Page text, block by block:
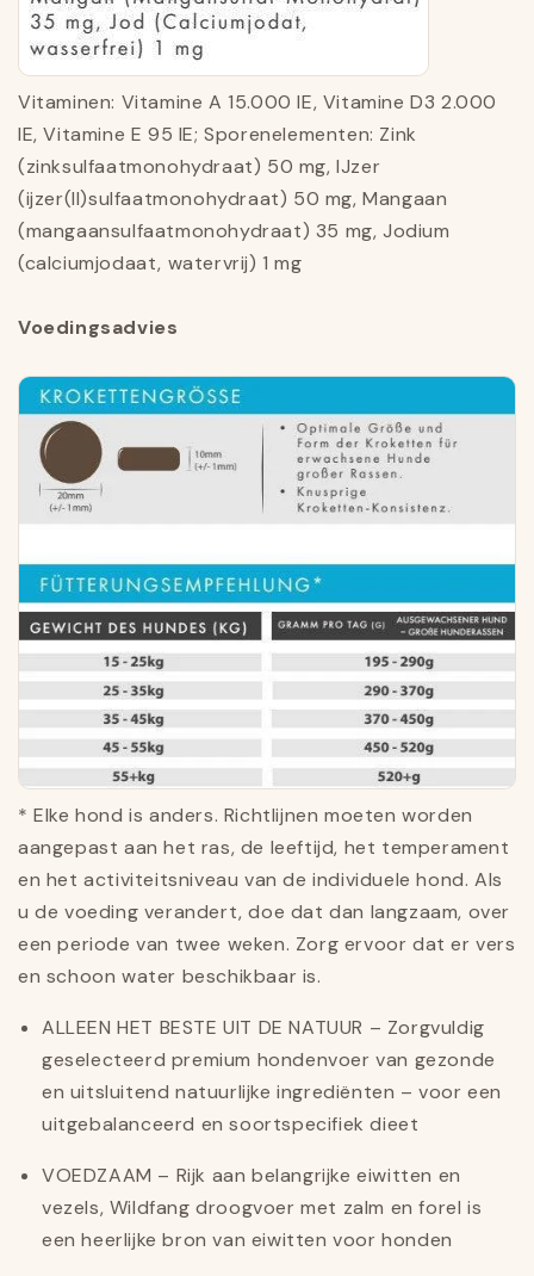
Vitaminen: Vitamine A 15.000 IE, Vitamine D3 2.000
IE, Vitamine E 95 IE; Sporenelementen: Zink
(zinksulfaatmonohydraat) 50 mg, IJzer
(ijzer(II)sulfaatmonohydraat) 50 mg, Mangaan
(mangaansulfaatmonohydraat) 35 mg, Jodium
(calciumjodaat, watervrij) 1 mg
Voedingsadvies
* Elke hond is anders. Richtlijnen moeten worden
aangepast aan het ras, de leeftijd, het temperament
en het activiteitsniveau van de individuele hond. Als
u de voeding verandert, doe dat dan langzaam, over
een periode van twee weken. Zorg ervoor dat er vers
en schoon water beschikbaar is.
ALLEEN HET BESTE UIT DE NATUUR – Zorgvuldig
geselecteerd premium hondenvoer van gezonde
en uitsluitend natuurlijke ingrediënten – voor een
uitgebalanceerd en soortspecifiek dieet
VOEDZAAM – Rijk aan belangrijke eiwitten en
vezels, Wildfang droogvoer met zalm en forel is
een heerlijke bron van eiwitten voor honden